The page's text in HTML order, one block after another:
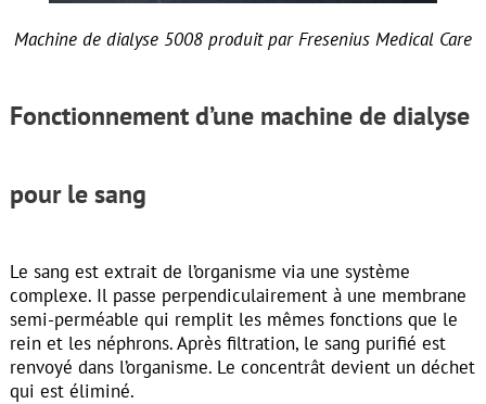
Machine de dialyse 5008 produit par Fresenius Medical Care
Fonctionnement d’une machine de dialyse
pour le sang
Le sang est extrait de l’organisme via une système
complexe. Il passe perpendiculairement à une membrane
semi-perméable qui remplit les mêmes fonctions que le
rein et les néphrons. Après filtration, le sang purifié est
renvoyé dans l’organisme. Le concentrât devient un déchet
qui est éliminé.